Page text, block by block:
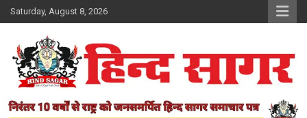
Skip
to
Saturday, August 8, 2026
Hind Sagar